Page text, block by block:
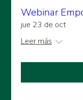
Webinar
jue 23 de oct
Leer más